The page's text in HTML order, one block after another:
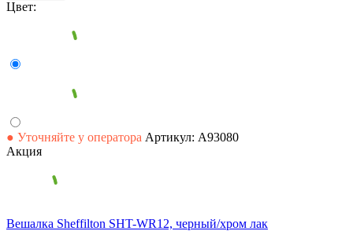
Цвет:
● Уточняйте у оператора Артикул: А93080
Акция
Вешалка Sheffilton SHT-WR12, черный/хром лак